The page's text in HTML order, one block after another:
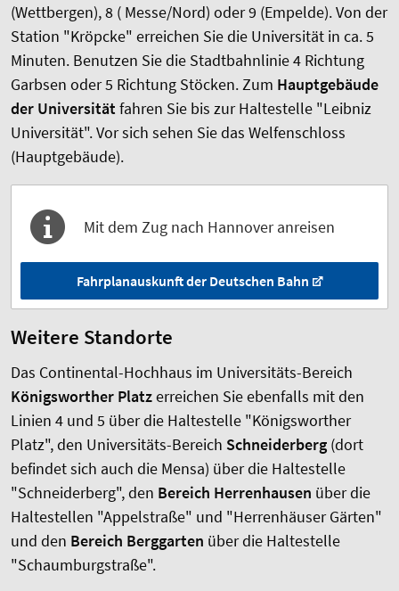
(Wettbergen), 8 ( Messe/Nord) oder 9 (Empelde). Von der
Station "Kröpcke" erreichen Sie die Universität in ca. 5
Minuten. Benutzen Sie die Stadtbahnlinie 4 Richtung
Garbsen oder 5 Richtung Stöcken. Zum Hauptgebäude
der Universitätfahren Sie bis zur Haltestelle "Leibniz
Universität". Vor sich sehen Sie das Welfenschloss
(Hauptgebäude).
Mit dem Zug nach Hannover anreisen
Fahrplanauskunft der Deutschen Bahn
Weitere Standorte
Das Continental-Hochhaus im Universitäts-Bereich
Königsworther Platzerreichen Sie ebenfalls mit den
Linien 4 und 5 über die Haltestelle "Königsworther
Platz", den Universitäts-Bereich Schneiderberg (dort
befindet sich auch die Mensa) über die Haltestelle
"Schneiderberg", den Bereich Herrenhausen über die
Haltestellen "Appelstraße" und "Herrenhäuser Gärten"
und den Bereich Berggarten über die Haltestelle
"Schaumburgstraße".